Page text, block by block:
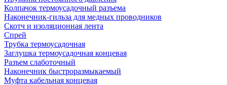
Колпачок термоусадочный разъема
Наконечник-гильза для медных проводников
Скотч и изоляционная лента
Спрей
Трубка термоусадочная
Заглушка термоусадочная концевая
Разъем слаботочный
Наконечник быстроразмыкаемый
Муфта кабельная концевая